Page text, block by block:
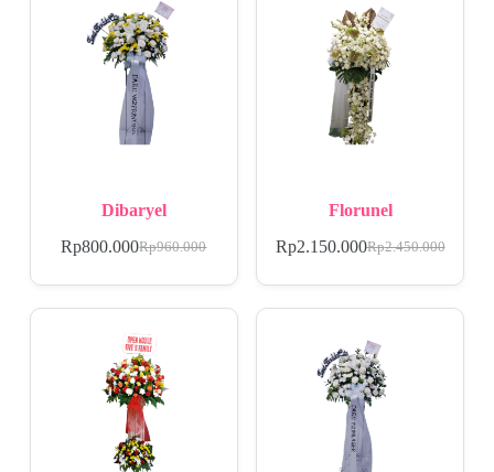
Dibaryel
Rp960.000
Rp800.000
Florunel
Rp2.450.000
Rp2.150.000